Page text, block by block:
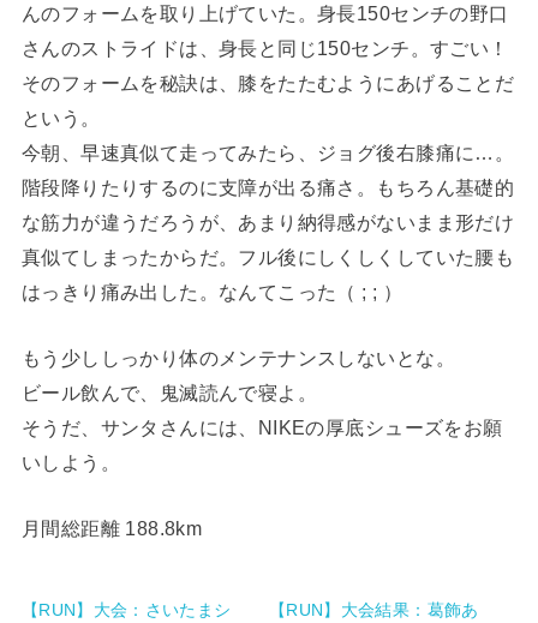
んのフォームを取り上げていた。身長150センチの野口
さんのストライドは、身長と同じ150センチ。すごい！
そのフォームを秘訣は、膝をたたむようにあげることだ
という。
今朝、早速真似て走ってみたら、ジョグ後右膝痛に…。
階段降りたりするのに支障が出る痛さ。もちろん基礎的
な筋力が違うだろうが、あまり納得感がないまま形だけ
真似てしまったからだ。フル後にしくしくしていた腰も
はっきり痛み出した。なんてこった（ ; ; ）
もう少ししっかり体のメンテナンスしないとな。
ビール飲んで、鬼滅読んで寝よ。
そうだ、サンタさんには、NIKEの厚底シューズをお願
いしよう。
月間総距離 188.8km
【RUN】大会：さいたまシ
【RUN】大会結果：葛飾あ